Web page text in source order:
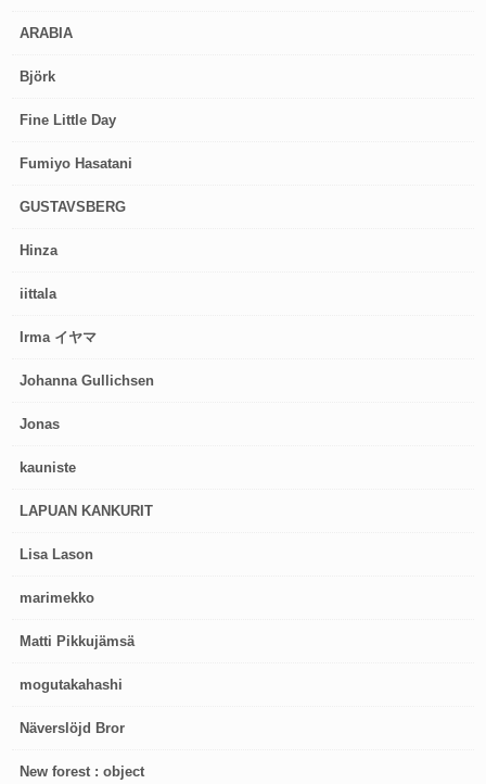
ARABIA
Björk
Fine Little Day
Fumiyo Hasatani
GUSTAVSBERG
Hinza
iittala
Irma イヤマ
Johanna Gullichsen
Jonas
kauniste
LAPUAN KANKURIT
Lisa Lason
marimekko
Matti Pikkujämsä
mogutakahashi
Näverslöjd Bror
New forest : object